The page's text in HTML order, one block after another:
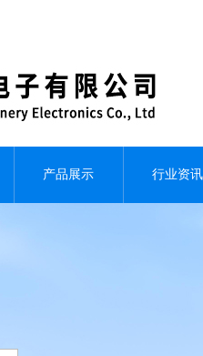
产品展示 行业资讯